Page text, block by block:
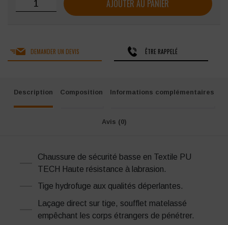
AJOUTER AU PANIER
DEMANDER UN DEVIS ÊTRE RAPPELÉ
Description Composition Informations complémentaires
Avis (0)
Chaussure de sécurité basse en Textile PU
TECH Haute résistance à labrasion.
Tige hydrofuge aux qualités déperlantes.
Laçage direct sur tige, soufflet matelassé
empêchant les corps étrangers de pénétrer.